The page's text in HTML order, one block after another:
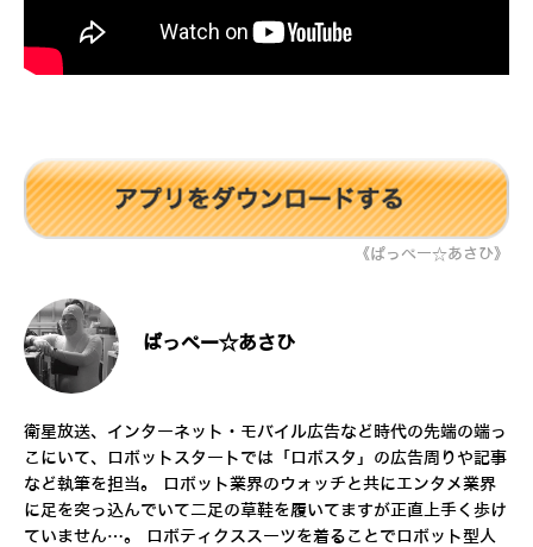
《ぱっぺー☆あさひ》
ぱっぺー☆あさひ
衛星放送、インターネット・モバイル広告など時代の先端の端っ
こにいて、ロボットスタートでは「ロボスタ」の広告周りや記事
など執筆を担当。 ロボット業界のウォッチと共にエンタメ業界
に足を突っ込んでいて二足の草鞋を履いてますが正直上手く歩け
ていません…。 ロボティクススーツを着ることでロボット型人